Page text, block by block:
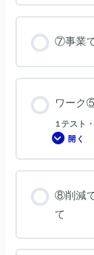
ク
④
⑦事業
ワーク
1 テスト
開く
ワ
ク
⑤
⑧削減
て